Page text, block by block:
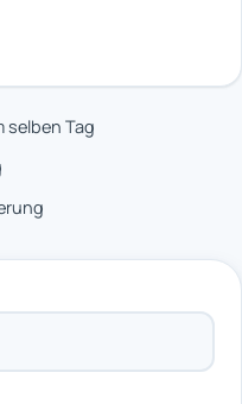
selben Tag